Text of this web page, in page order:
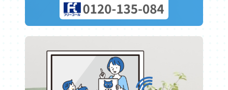
式）」対応のテレビ受像機であるかご確認ください
2．対応している機器であれば「全帯域」や「全チャンネ
上記をお試しになっても映らない場合は、明石ケーブルテレ
ビまでお問い合わせください。
からアカウントを追加しご利用ください。（外部リ
ンクとなります）
Webでの設定が出来ない場合はZAQお客様センター（0120
-98-8639）へお問い合わせください。
ZAQのパスワードを変更したい
環境設定通知書をご用意の上こちら
をご確認ください。
停電中は使用できません。（携帯電話やPHS又は公衆電話
をお使いください。）
電話用宅内機器（EMTA・HGW）のコンセントを抜き、2〜
3分程おいて、差し直してください。
それでも繋がらない場合は、電話用宅内機器のランプ状態
を確認の上、明石ケーブルテレビまでお問い合わせくださ
電話モデムランプ一覧